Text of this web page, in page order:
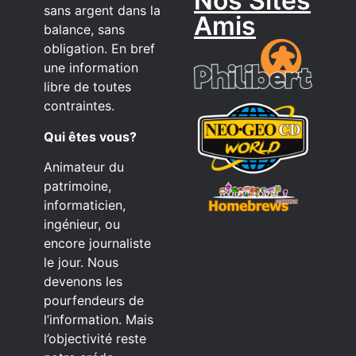
sans argent dans la
balance, sans
obligation. En bref
une information
libre de toutes
contraintes.
Qui êtes vous?
Animateur du
patrimoine,
informaticien,
ingénieur, ou
encore journaliste
le jour. Nous
devenons les
pourfendeurs de
l’information. Mais
l’objectivité reste
Amis